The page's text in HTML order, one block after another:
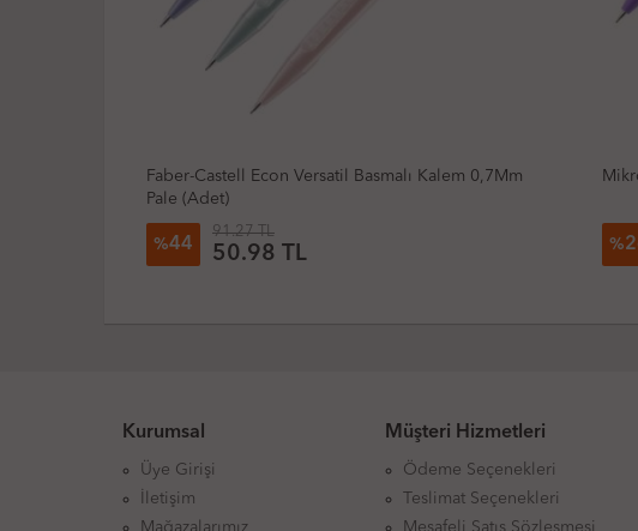
Kalem 0,7Mm Mikro Mp510 Versatil Basmalı Kalem 0,7
% 26
Kurumsal
Üye Girişi
İletişim
Müşteri Hizmetleri
Ödeme Seçenekleri
Teslimat Seçenekleri